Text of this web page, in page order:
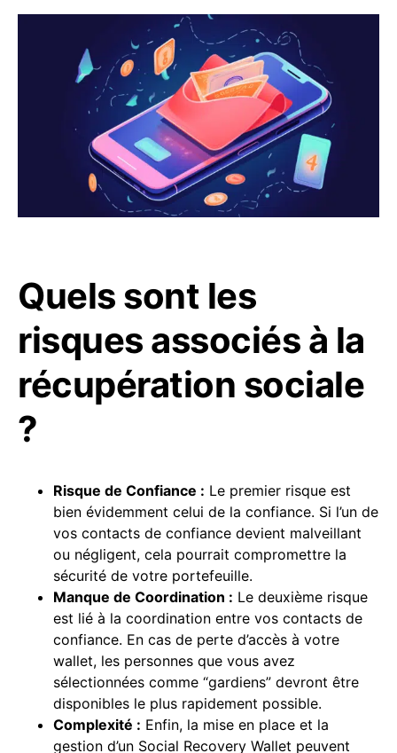
Quels sont les
risques associés à la
récupération sociale
?
Risque de Confiance : Le premier risque est
bien évidemment celui de la confiance. Si l’un de
vos contacts de confiance devient malveillant
ou négligent, cela pourrait compromettre la
sécurité de votre portefeuille.
Manque de Coordination : Le deuxième risque
est lié à la coordination entre vos contacts de
confiance. En cas de perte d’accès à votre
wallet, les personnes que vous avez
sélectionnées comme “gardiens” devront être
disponibles le plus rapidement possible.
Complexité : Enfin, la mise en place et la
gestion d’un Social Recovery Wallet peuvent